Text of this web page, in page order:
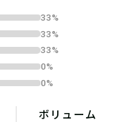
33%
33%
33%
0%
0%
ボリューム